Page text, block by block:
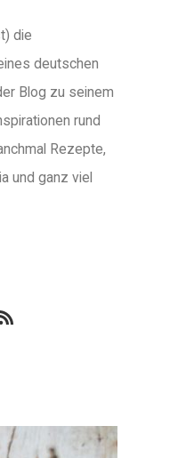
die
deutschen
Blog zu seinem
rund
Rezepte,
und ganz viel